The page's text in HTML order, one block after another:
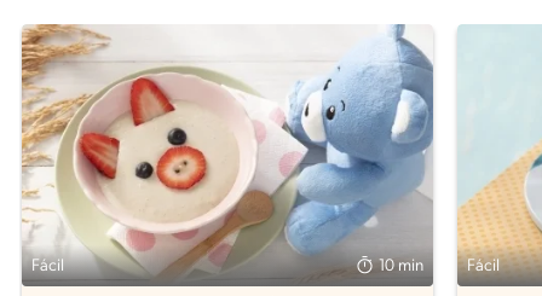
Fácil 10 min Fácil